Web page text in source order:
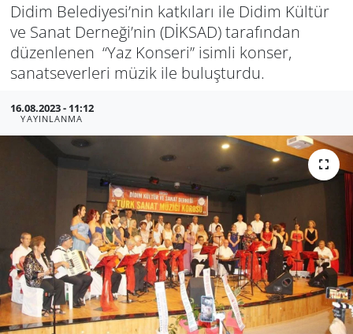
Didim Belediyesi’nin katkıları ile Didim Kültür
ve Sanat Derneği’nin (DİKSAD) tarafından
düzenlenen “Yaz Konseri” isimli konser,
sanatseverleri müzik ile buluşturdu.
16.08.2023 - 11:12
YAYINLANMA
ÇEVRE
EĞİTİM
EKONOMİ
GENEL
GÜNDEM
HABERDE İNSAN
KÜLTÜR SANAT
MAGAZİN
Süper Lig Puan Durumu ve Fikstür
Tüm Manşetler
Son Dakika Haberleri
Haber Arşivi